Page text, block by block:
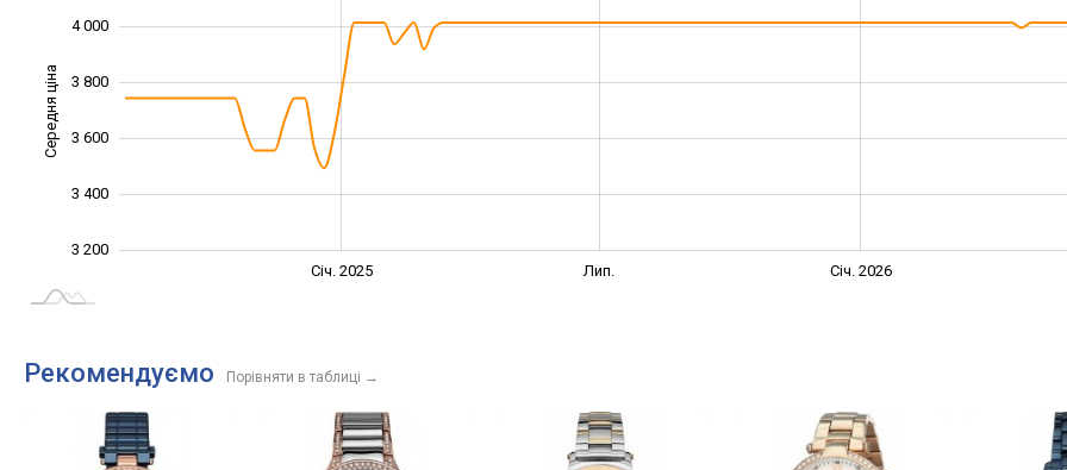
Середня ціна
3 200
3 400
3 600
3 800
4 000
Січ. 2025 Лип. Січ. 2026
Рекомендуємо Порівняти в таблиці →